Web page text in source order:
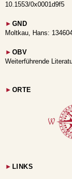
10.1553/0x0001d9f5
► GND
Moltkau, Hans:
► OBV
Weiterführende
► ORTE
► LINKS